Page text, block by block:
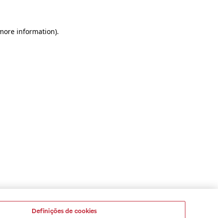
information).
Definições de cookies